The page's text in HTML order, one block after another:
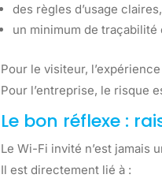
des règles d’usage claires,
un minimum de traçabilité
Pour le visiteur,
Pour l’entreprise, le risque
Le bon réflexe :
Le Wi-Fi invité n’est jamais
Il est directement lié à :